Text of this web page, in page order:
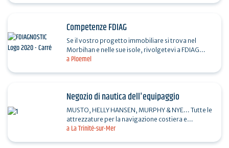
a Ploemel
Competenze FDIAG
Se il vostro progetto immobiliare si trova nel
Morbihan e nelle sue isole, rivolgetevi a FDIAG
EXPERTISE per le vostre esigenze di "Diagnostica,
a La Trinité-sur-Mer
Negozio di nautica dell'equipaggio
MUSTO, HELLY HANSEN, MURPHY & NYE... Tutte le
attrezzature per la navigazione costiera e
d'altura. Abbigliamento, scarpe, stivali, valigie